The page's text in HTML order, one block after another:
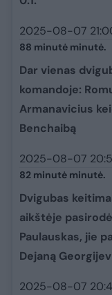
2025-08-07
88 minutė minutė.
Dar vienas
komandoje:
Armanavicius
Benchaibą
2025-08-07
82 minutė minutė.
Dvigubas
aikštėje
Paulauskas, jie
Dejaną
2025-08-07